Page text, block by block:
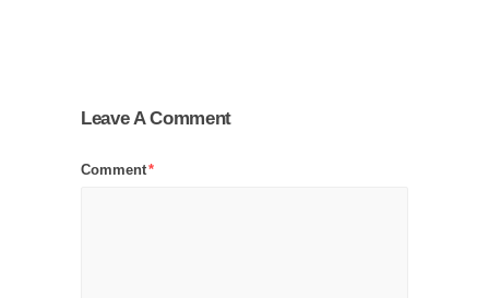
Leave A Comment
Comment*